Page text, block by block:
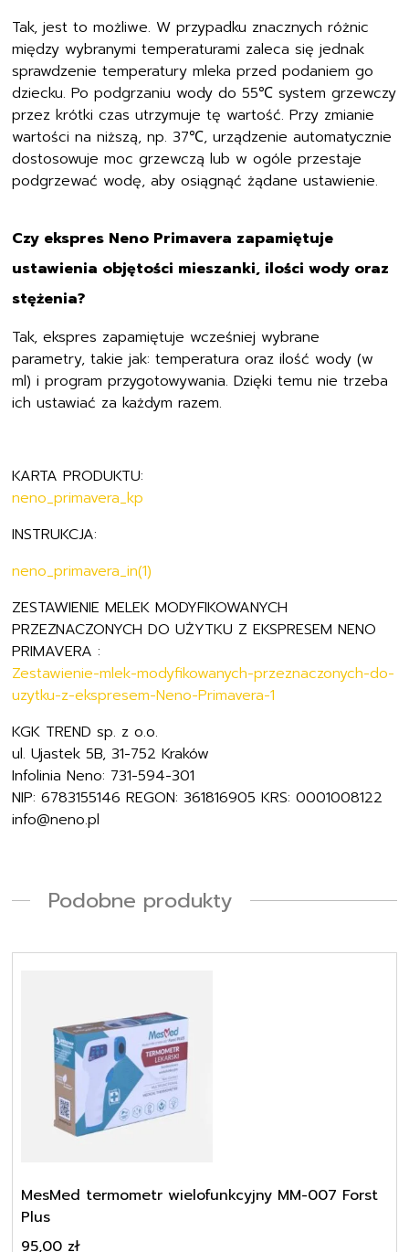
Tak, jest to możliwe. W przypadku znacznych różnic
między wybranymi temperaturami zaleca się jednak
sprawdzenie temperatury mleka przed podaniem go
dziecku. Po podgrzaniu wody do 55℃ system grzewczy
przez krótki czas utrzymuje tę wartość. Przy zmianie
wartości na niższą, np. 37℃, urządzenie automatycznie
dostosowuje moc grzewczą lub w ogóle przestaje
podgrzewać wodę, aby osiągnąć żądane ustawienie.
Czy ekspres Neno Primavera zapamiętuje
ustawienia objętości mieszanki, ilości wody oraz
stężenia?
Tak, ekspres zapamiętuje wcześniej wybrane
parametry, takie jak: temperatura oraz ilość wody (w
ml) i program przygotowywania. Dzięki temu nie trzeba
ich ustawiać za każdym razem.
KARTA PRODUKTU:
neno_primavera_kp
INSTRUKCJA:
neno_primavera_in(1)
ZESTAWIENIE MELEK MODYFIKOWANYCH
PRZEZNACZONYCH DO UŻYTKU Z EKSPRESEM NENO
PRIMAVERA :
Zestawienie-mlek-modyfikowanych-przeznaczonych-do-
uzytku-z-ekspresem-Neno-Primavera-1
KGK TREND sp. z o.o.
ul. Ujastek 5B, 31-752 Kraków
Infolinia Neno: 731-594-301
NIP: 6783155146 REGON: 361816905 KRS: 0001008122
info@neno.pl
Podobne produkty
MesMed termometr wielofunkcyjny MM-007 Forst
Plus
95,00 zł